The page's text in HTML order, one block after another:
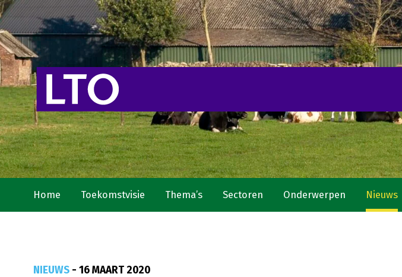
Home Toekomstvisie Thema’s Sectoren Onderwerpen Nieuws
NIEUWS- 16 MAART 2020